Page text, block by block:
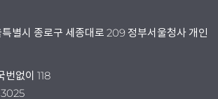
별시 종로구 세종대로 209 정부서울청사 개인
번없이 118